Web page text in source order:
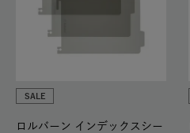
SALE
ロルバーン インデックスシー